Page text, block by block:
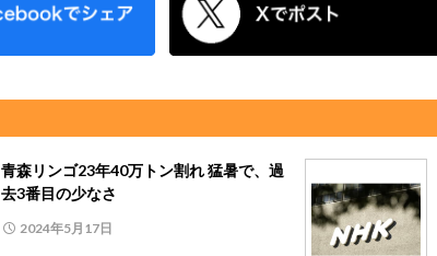
青森リンゴ23年40万トン割れ 猛暑で、過
去3番目の少なさ
2024年5月17日